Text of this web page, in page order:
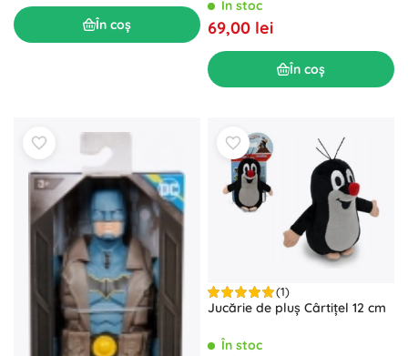
În coș
În stoc
69,00 lei
În coș
(1)
Jucărie de pluș Cârtițel 12 cm
În stoc